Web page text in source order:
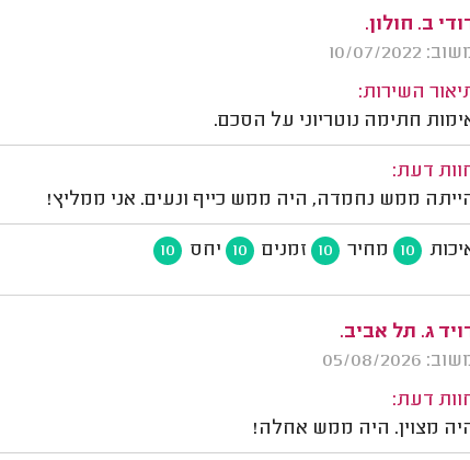
ב. חולון.
10/07/2022
השירות:
חתימה נוטריוני על הסכם.
דעת:
ממש נחמדה, היה ממש כייף ונעים. אני ממליץ!
10 מחיר 10 זמנים 10 יחס 10
ג. תל אביב.
05/08/2026
דעת:
מצוין. היה ממש אחלה!